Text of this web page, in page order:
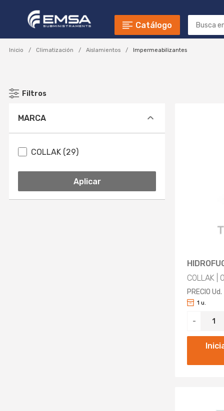
Catálogo
Inicio Climatización Aislamientos Impermeabilizantes
Filtros
MARCA
COLLAK (29)
Aplicar
COLLAK |
PRECIO Ud.
-
1 u.